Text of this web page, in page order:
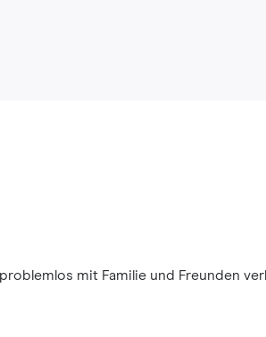
mit Familie und Freunden